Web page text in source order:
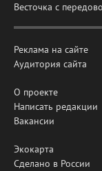
Весточка с
Реклама на сайте
Аудитория сайта
О проекте
Написать редакции
Вакансии
Экокарта
Сделано в России